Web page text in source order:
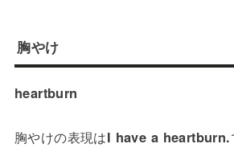
胸やけ
heartburn
胸やけの表現はI have a heartburn.